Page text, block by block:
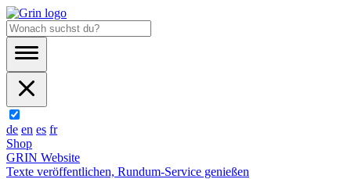
de en es fr
Shop
GRIN Website
Texte veröffentlichen, Rundum-Service genießen